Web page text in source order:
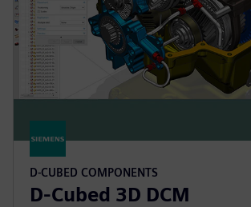
D-CUBED COMPONENTS
D-Cubed 3D DCM